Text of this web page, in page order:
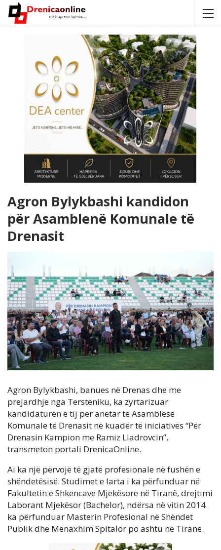
Agron Bylykbashi kandidon
për Asamblenë Komunale të
Drenasit
Agron Bylykbashi, banues në Drenas dhe me
prejardhje nga Tersteniku, ka zyrtarizuar
kandidaturën e tij për anëtar të Asamblesë
Komunale të Drenasit në kuadër të iniciativës “Për
Drenasin Kampion me Ramiz Lladrovcin”,
transmeton portali DrenicaOnline.
Ai ka një përvojë të gjatë profesionale në fushën e
shëndetësisë. Studimet e larta i ka përfunduar në
Fakultetin e Shkencave Mjekësore në Tiranë, drejtimi
Laborant Mjekësor (Bachelor), ndërsa në vitin 2014
ka përfunduar Masterin Profesional në Shëndet
Publik dhe Menaxhim Spitalor po ashtu në Tiranë.